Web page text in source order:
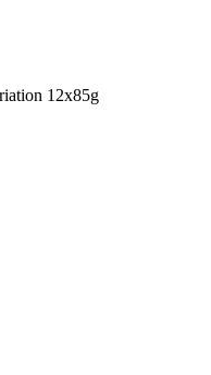
12x85g